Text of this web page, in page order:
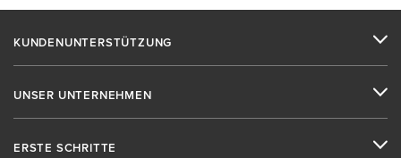
KUNDENUNTERSTÜTZUNG
UNSER UNTERNEHMEN
ERSTE SCHRITTE